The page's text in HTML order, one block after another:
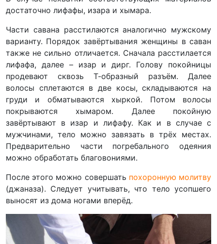
достаточно лифафы, изара и хымара.
Части савана расстилаются аналогично мужскому
варианту. Порядок завёртывания женщины в саван
также не сильно отличается. Сначала расстилается
лифафа, далее – изар и дирг. Голову покойницы
продевают сквозь Т-образный разъём. Далее
волосы сплетаются в две косы, складываются на
груди и обматываются хыркой. Потом волосы
покрываются хымаром. Далее покойную
завёртывают в изар и лифафу. Как и в случае с
мужчинами, тело можно завязать в трёх местах.
Предварительно части погребального одеяния
можно обработать благовониями.
После этого можно совершать похоронную молитву
(джаназа). Следует учитывать, что тело усопшего
выносят из дома ногами вперёд.